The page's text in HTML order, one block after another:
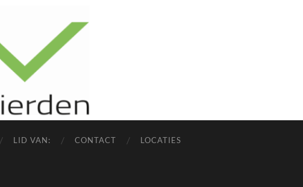
LID VAN: CONTACT LOCATIES